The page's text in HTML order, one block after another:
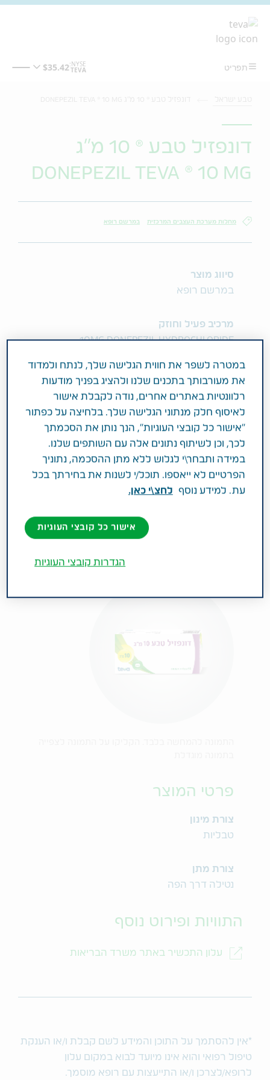
דונפזיל טבע ® 10 מ"ג
DONEPEZIL TEVA ® 10 MG
מחלות מערכת העצבים המרכזית במרשם רופא
סיווג מוצר
במרשם רופא
מרכיב פעיל וחוזק
10MG DONEPEZIL HYDROCHLORIDE
פעילות רפואית
לטיפול בדמנציה (שיטיון) קלה עד בינונית של מחלת
האלצהיימר. קבוצה תרפויטית: קבוצת מעכבי
האנזים אצטילכולינאסטראז
Acetylcholinesterase.
פרטי המוצר
צורת מינון
טבליות
צורת מתן
נטילה דרך הפה
התוויות ופירוט נוסף
עלון התכשיר באתר משרד הבריאות
*אין להסתמך על התוכן והמידע לשם קבלת ו/או הענקת
טיפול רפואי והוא אינו מיועד לבוא במקום עלון
לרופא/לצרכן ו/או התייעצות עם רופא מוסמך.
במטרה לשפר את חווית הגלישה שלך, לנתח ולמדוד
את מעורבותך בתכנים שלנו ולהציג בפניך מודעות
רלוונטיות באתרים אחרים, נודה לקבלת אישור
לאיסוף חלק מנתוני הגלישה שלך. בלחיצה על כפתור
"אישור כל קובצי העוגיות", הנך נותן את הסכמתך
לכך, וכן לשיתוף נתונים אלה עם השותפים שלנו.
במידה ותבחר\י לגלוש ללא מתן ההסכמה, נתוניך
הפרטיים לא ייאספו. תוכל/י לשנות את בחירתך בכל
עת. למידע נוסף
לחצ\י כאן.
אישור כל קובצי העוגיות
הגדרות קובצי העוגיות